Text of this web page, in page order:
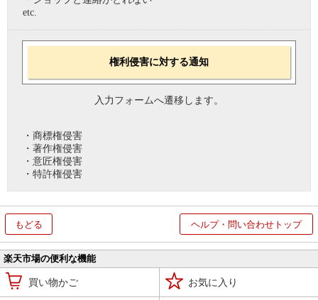
etc.
権利侵害に対する通知
入力フォームへ遷移します。
・商標権侵害
・著作権侵害
・意匠権侵害
・特許権侵害
もどる ヘルプ・問い合わせトップ
楽天市場の便利な機能
買い物かご お気に入り